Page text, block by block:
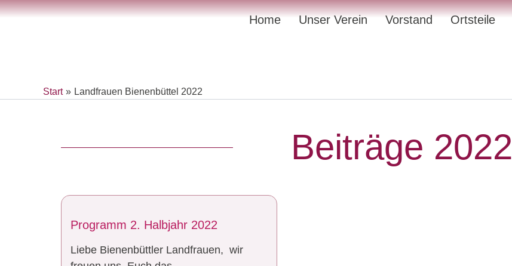
Zum
Home Unser Verein Vorstand Ortsteile
Start Landfrauen Bienenbüttel 2022
Beiträge 2022
Programm 2. Halbjahr 2022
Liebe Bienenbüttler Landfrauen, wir